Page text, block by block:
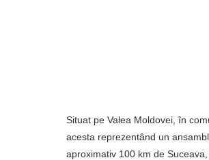
Situat pe Valea Moldovei, în
acesta reprezentând un
aproximativ 100 km de